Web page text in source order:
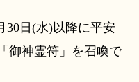
30日(水)以降に平安
御神霊符」を召喚で